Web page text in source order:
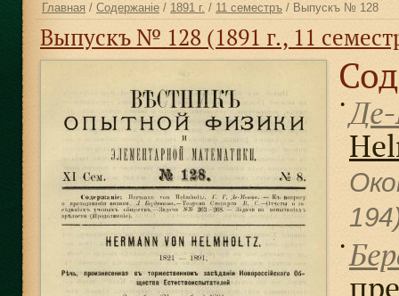
Главная / Содержанiе / 1891 г. / 11 семестръ / Выпускъ № 128
Выпускъ № 128 (1891 г., 11
●
●